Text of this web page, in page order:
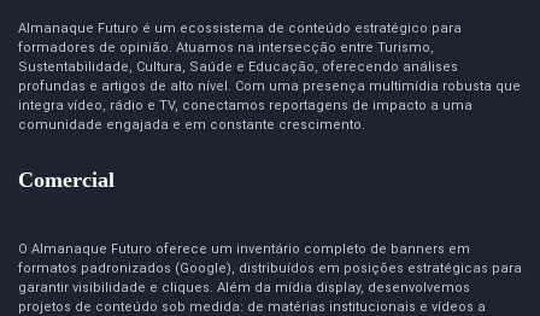
Almanaque Futuro é um ecossistema de conteúdo estratégico para
formadores de opinião. Atuamos na intersecção entre Turismo,
Sustentabilidade, Cultura, Saúde e Educação, oferecendo análises
profundas e artigos de alto nível. Com uma presença multimídia robusta que
integra vídeo, rádio e TV, conectamos reportagens de impacto a uma
comunidade engajada e em constante crescimento.
Comercial
O Almanaque Futuro oferece um inventário completo de banners em
formatos padronizados (Google), distribuídos em posições estratégicas para
garantir visibilidade e cliques. Além da mídia display, desenvolvemos
projetos de conteúdo sob medida: de matérias institucionais e vídeos a